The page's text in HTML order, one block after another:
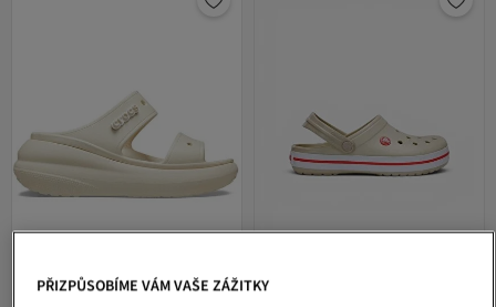
PŘIZPŮSOBÍME VÁM VAŠE ZÁŽITKY